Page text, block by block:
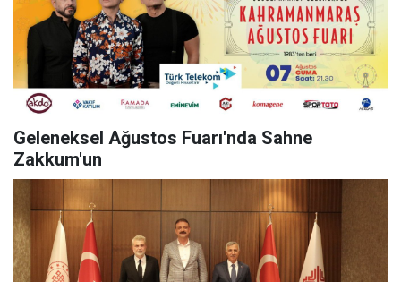
Geleneksel Ağustos Fuarı'nda Sahne
Zakkum'un